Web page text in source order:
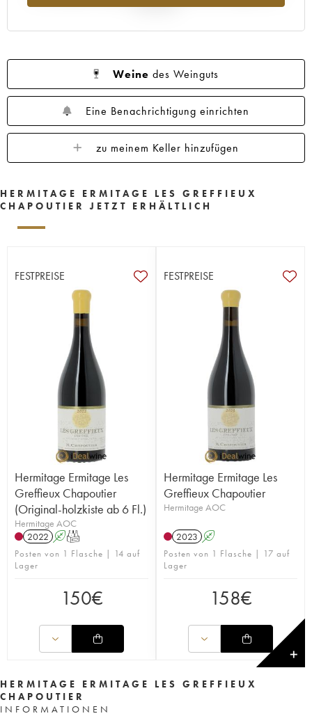
Weine des Weinguts
Eine Benachrichtigung einrichten
zu meinem Keller hinzufügen
HERMITAGE ERMITAGE LES GREFFIEUX
CHAPOUTIER JETZT ERHÄLTLICH
FESTPREISE
Hermitage Ermitage Les
Greffieux Chapoutier
(Original-holzkiste ab 6 Fl.)
Hermitage AOC
2022 AT
Posten von 1 Flasche | 14 auf
Lager
150€
FESTPREISE
Hermitage Ermitage Les
Greffieux Chapoutier
Hermitage AOC
2023 A
Posten von 1 Flasche | 17 auf
Lager
158€
✕
HERMITAGE ERMITAGE LES GREFFIEUX
CHAPOUTIER
INFORMATIONEN